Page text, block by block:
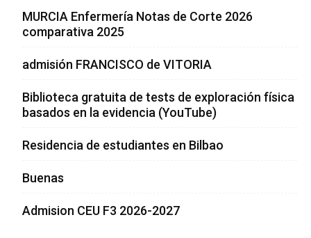
MURCIA Enfermería Notas de Corte 2026
comparativa 2025
admisión FRANCISCO de VITORIA
Biblioteca gratuita de tests de exploración física
basados en la evidencia (YouTube)
Residencia de estudiantes en Bilbao
Buenas
Admision CEU F3 2026-2027